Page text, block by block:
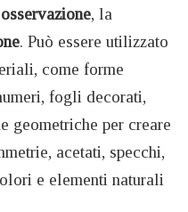
, la
. Può essere utilizzato
come forme
fogli decorati,
geometriche per creare
acetati, specchi,
e elementi naturali